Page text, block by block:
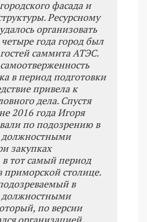
фасада и
Ресурсному
организовать
года город был
саммита АТЭС.
в период подготовки
привела к
дела. Спустя
2016 года Игоря
по подозрению в
должностными
закупках
тот самый период
приморской столице.
в
должностными
по версии